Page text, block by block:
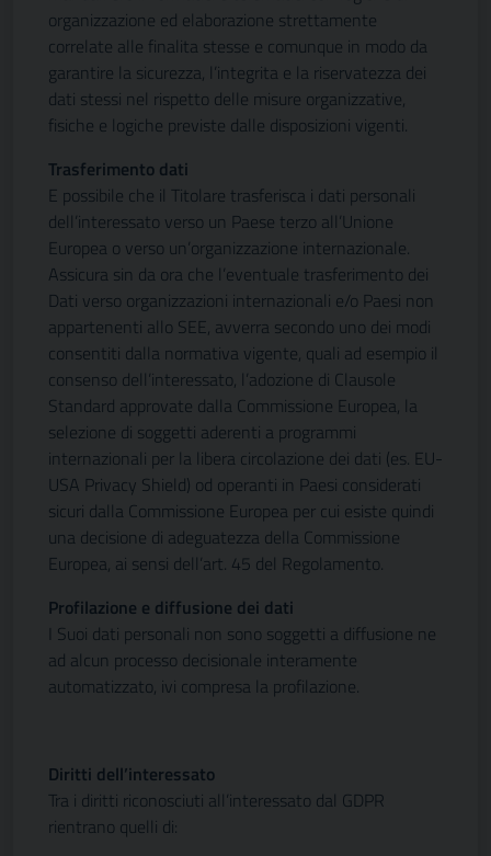
organizzazione ed elaborazione strettamente
correlate alle finalita stesse e comunque in modo da
garantire la sicurezza, l’integrita e la riservatezza dei
dati stessi nel rispetto delle misure organizzative,
fisiche e logiche previste dalle disposizioni vigenti.
Trasferimento dati
E possibile che il Titolare trasferisca i dati personali
dell’interessato verso un Paese terzo all’Unione
Europea o verso un’organizzazione internazionale.
Assicura sin da ora che l’eventuale trasferimento dei
Dati verso organizzazioni internazionali e/o Paesi non
appartenenti allo SEE, avverra secondo uno dei modi
consentiti dalla normativa vigente, quali ad esempio il
consenso dell’interessato, l’adozione di Clausole
Standard approvate dalla Commissione Europea, la
selezione di soggetti aderenti a programmi
internazionali per la libera circolazione dei dati (es. EU-
USA Privacy Shield) od operanti in Paesi considerati
sicuri dalla Commissione Europea per cui esiste quindi
una decisione di adeguatezza della Commissione
Europea, ai sensi dell’art. 45 del Regolamento.
Profilazione e diffusione dei dati
I Suoi dati personali non sono soggetti a diffusione ne
ad alcun processo decisionale interamente
automatizzato, ivi compresa la profilazione.
Diritti dell’interessato
Tra i diritti riconosciuti all’interessato dal GDPR
rientrano quelli di: